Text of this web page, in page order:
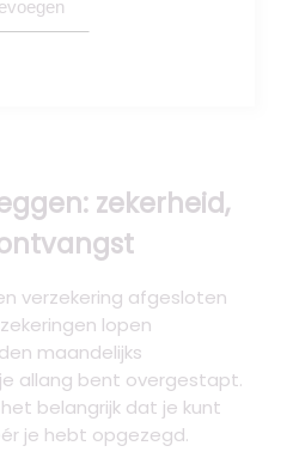
zekerheid,
verzekering afgesloten
lopen
maandelijks
allang bent overgestapt.
belangrijk dat je kunt
je hebt opgezegd.